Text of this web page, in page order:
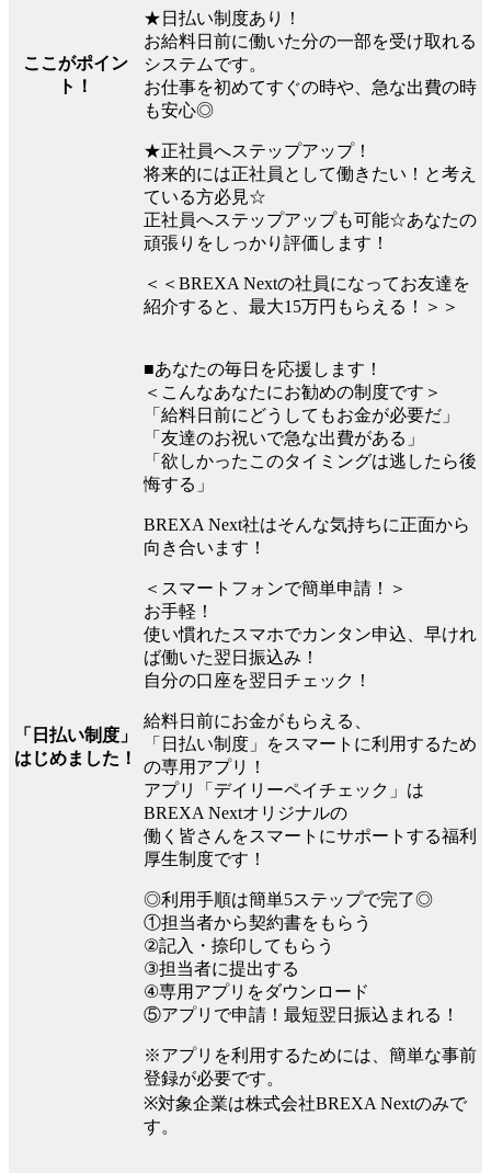
ここがポイン
ト！
★日払い制度あり！
お給料日前に働いた分の一部を受け取れる
システムです。
お仕事を初めてすぐの時や、急な出費の時
も安心◎
★正社員へステップアップ！
将来的には正社員として働きたい！と考え
ている方必見☆
正社員へステップアップも可能☆あなたの
頑張りをしっかり評価します！
＜＜BREXA Nextの社員になってお友達を
紹介すると、最大15万円もらえる！＞＞
「日払い制度」
はじめました！
■あなたの毎日を応援します！
＜こんなあなたにお勧めの制度です＞
「給料日前にどうしてもお金が必要だ」
「友達のお祝いで急な出費がある」
「欲しかったこのタイミングは逃したら後
悔する」
BREXA Next社はそんな気持ちに正面から
向き合います！
＜スマートフォンで簡単申請！＞
お手軽！
使い慣れたスマホでカンタン申込、早けれ
ば働いた翌日振込み！
自分の口座を翌日チェック！
給料日前にお金がもらえる、
「日払い制度」をスマートに利用するため
の専用アプリ！
アプリ「デイリーペイチェック」は
BREXA Nextオリジナルの
働く皆さんをスマートにサポートする福利
厚生制度です！
◎利用手順は簡単5ステップで完了◎
①担当者から契約書をもらう
②記入・捺印してもらう
③担当者に提出する
④専用アプリをダウンロード
⑤アプリで申請！最短翌日振込まれる！
※アプリを利用するためには、簡単な事前
登録が必要です。
※対象企業は株式会社BREXA Nextのみで
す。